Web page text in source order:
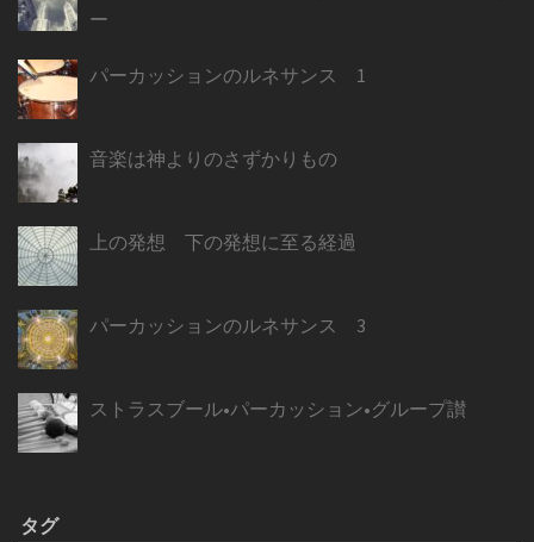
ー
パーカッションのルネサンス 1
音楽は神よりのさずかりもの
上の発想 下の発想に至る経過
パーカッションのルネサンス 3
ストラスブール•パーカッション•グループ讃
タグ